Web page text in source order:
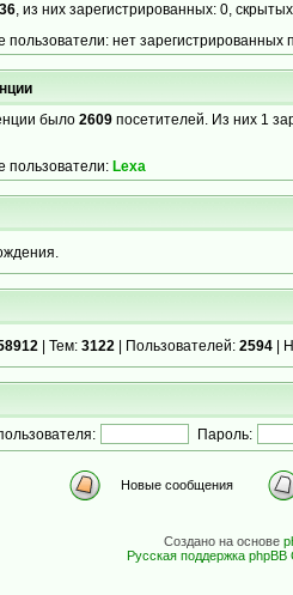
36 , из них зарегистрированных: 0,
пользователи: нет зарегистрированных
было 2609 посетителей. Из них 1
пользователи: Lexa
| Тем: 3122 | Пользователей: 2594 |
Пароль:
Новые сообщения
Создано на основе
Русская поддержка phpBB